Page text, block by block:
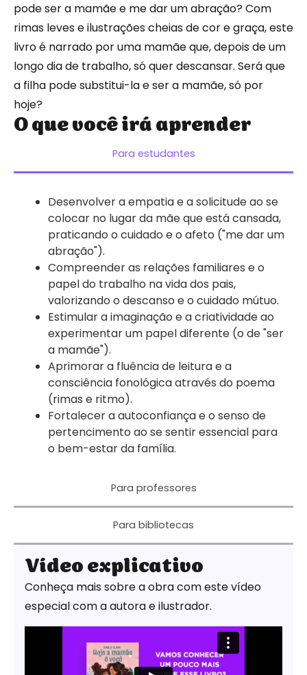
pode ser a mamãe e me dar um abração? Com
rimas leves e ilustrações cheias de cor e graça, este
livro é narrado por uma mamãe que, depois de um
longo dia de trabalho, só quer descansar. Será que
a filha pode substitui-la e ser a mamãe, só por
hoje?
O que você irá aprender
Para estudantes
Para professores
Para bibliotecas
Desenvolver a empatia e a solicitude ao se
colocar no lugar da mãe que está cansada,
praticando o cuidado e o afeto ("me dar um
abração").
Compreender as relações familiares e o
papel do trabalho na vida dos pais,
valorizando o descanso e o cuidado mútuo.
Estimular a imaginação e a criatividade ao
experimentar um papel diferente (o de "ser
a mamãe").
Aprimorar a fluência de leitura e a
consciência fonológica através do poema
(rimas e ritmo).
Fortalecer a autoconfiança e o senso de
pertencimento ao se sentir essencial para
o bem-estar da família.
Vídeo explicativo
Conheça mais sobre a obra com este vídeo
especial com a autora e ilustrador.